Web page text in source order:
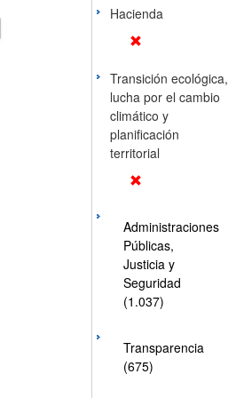
Hacienda
Transición ecológica,
lucha por el cambio
climático y
planificación
territorial
Administraciones
Públicas,
Justicia y
Seguridad
(1.037)
Transparencia
(675)